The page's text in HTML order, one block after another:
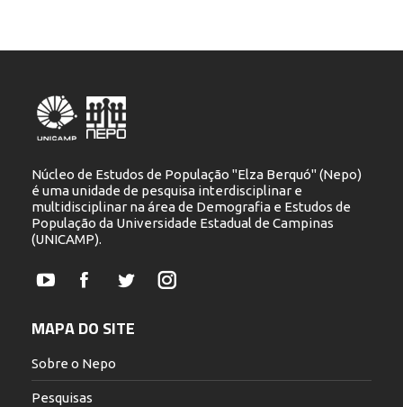
Núcleo de Estudos de População "Elza Berquó" (Nepo)
é uma unidade de pesquisa interdisciplinar e
multidisciplinar na área de Demografia e Estudos de
População da Universidade Estadual de Campinas
(UNICAMP).
YouTubeFacebookTwitterInstagram
MAPA DO SITE
Sobre o Nepo
Pesquisas